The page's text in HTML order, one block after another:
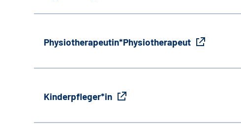
Physiotherapeutin*Physiotherapeut
Kinderpfleger*in